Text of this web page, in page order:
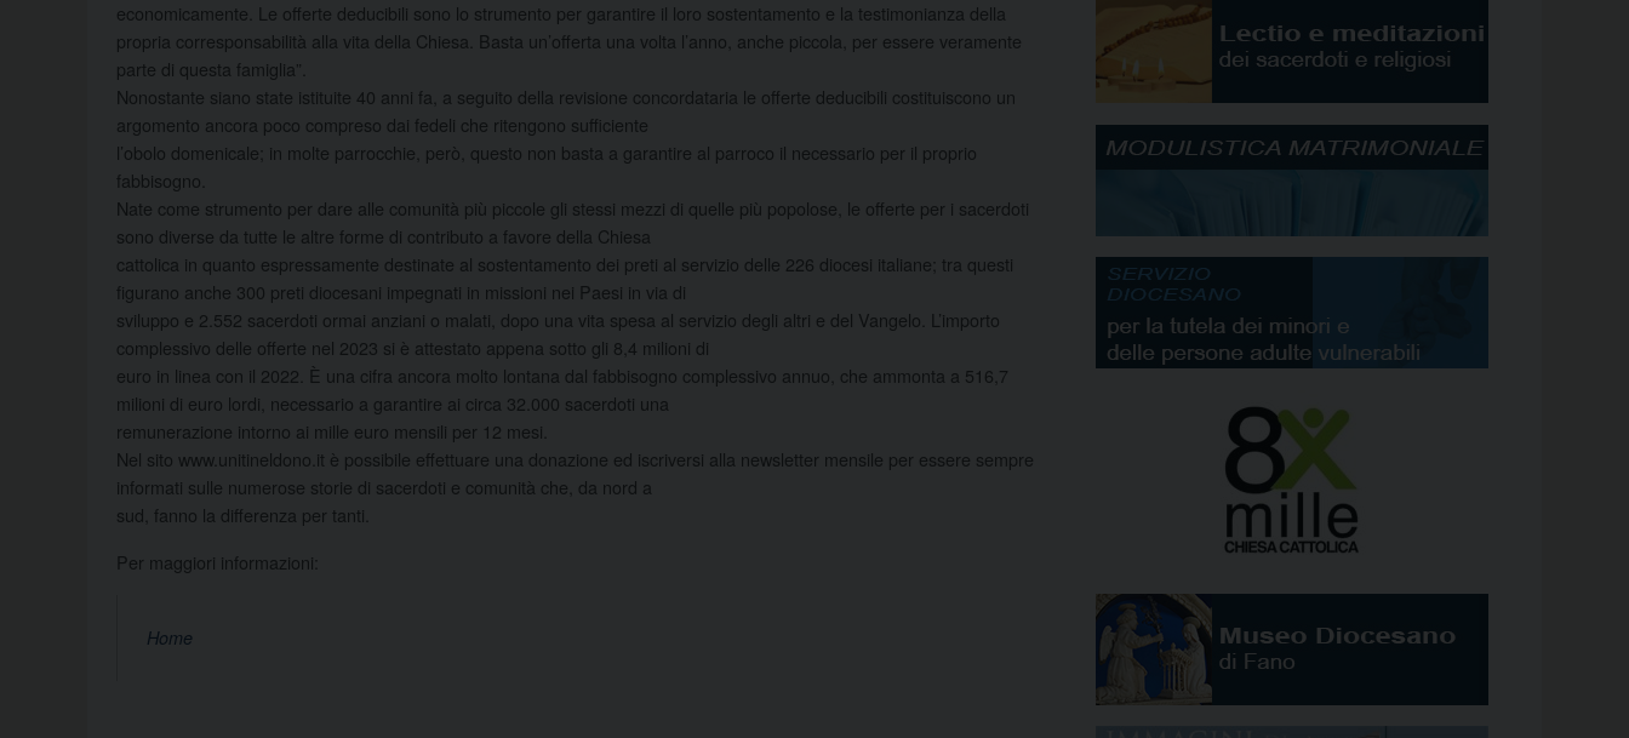
economicamente. Le offerte deducibili sono lo strumento per garantire il loro sostentamento e la testimonianza della
propria corresponsabilità alla vita della Chiesa. Basta un’offerta una volta l’anno, anche piccola, per essere veramente
parte di questa famiglia”.
Nonostante siano state istituite 40 anni fa, a seguito della revisione concordataria le offerte deducibili costituiscono un
argomento ancora poco compreso dai fedeli che ritengono sufficiente
l’obolo domenicale; in molte parrocchie, però, questo non basta a garantire al parroco il necessario per il proprio
fabbisogno.
Nate come strumento per dare alle comunità più piccole gli stessi mezzi di quelle più popolose, le offerte per i sacerdoti
sono diverse da tutte le altre forme di contributo a favore della Chiesa
cattolica in quanto espressamente destinate al sostentamento dei preti al servizio delle 226 diocesi italiane; tra questi
figurano anche 300 preti diocesani impegnati in missioni nei Paesi in via di
sviluppo e 2.552 sacerdoti ormai anziani o malati, dopo una vita spesa al servizio degli altri e del Vangelo. L’importo
complessivo delle offerte nel 2023 si è attestato appena sotto gli 8,4 milioni di
euro in linea con il 2022. È una cifra ancora molto lontana dal fabbisogno complessivo annuo, che ammonta a 516,7
milioni di euro lordi, necessario a garantire ai circa 32.000 sacerdoti una
remunerazione intorno ai mille euro mensili per 12 mesi.
Nel sito www.unitineldono.it è possibile effettuare una donazione ed iscriversi alla newsletter mensile per essere sempre
informati sulle numerose storie di sacerdoti e comunità che, da nord a
sud, fanno la differenza per tanti.
Per maggiori informazioni:
Home